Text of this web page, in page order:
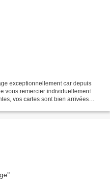
exceptionnellement car depuis
vous remercier individuellement.
vos cartes sont bien arrivées